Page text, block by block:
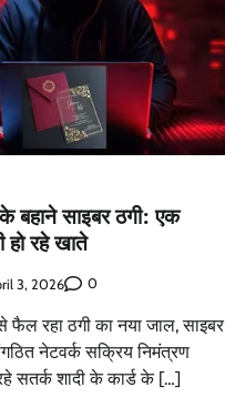
बहाने साइबर ठगी: एक
रहे खाते
3, 2026 0
फैल रहा ठगी का नया जाल, साइबर
नेटवर्क सक्रिय निमंत्रण
सतर्क शादी के कार्ड के […]